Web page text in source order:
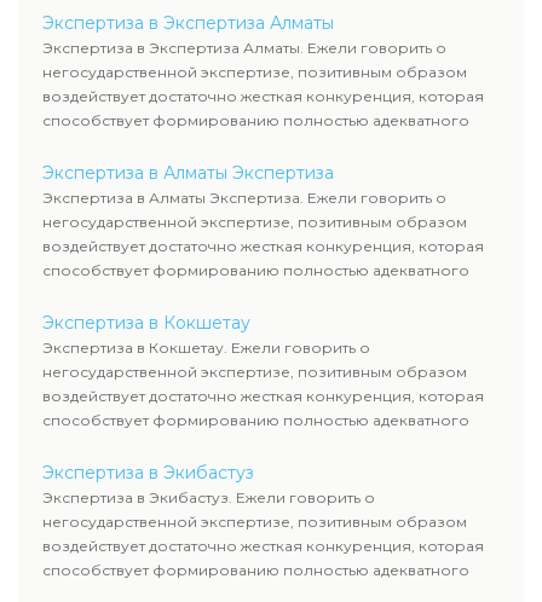
Экспертиза в Экспертиза Алматы
Экспертиза в Экспертиза Алматы. Ежели говорить о
негосударственной экспертизе, позитивным образом
воздействует достаточно жесткая конкуренция, которая
способствует формированию полностью адекватного
Экспертиза в Алматы Экспертиза
Экспертиза в Алматы Экспертиза. Ежели говорить о
негосударственной экспертизе, позитивным образом
воздействует достаточно жесткая конкуренция, которая
способствует формированию полностью адекватного
Экспертиза в Кокшетау
Экспертиза в Кокшетау. Ежели говорить о
негосударственной экспертизе, позитивным образом
воздействует достаточно жесткая конкуренция, которая
способствует формированию полностью адекватного
Экспертиза в Экибастуз
Экспертиза в Экибастуз. Ежели говорить о
негосударственной экспертизе, позитивным образом
воздействует достаточно жесткая конкуренция, которая
способствует формированию полностью адекватного